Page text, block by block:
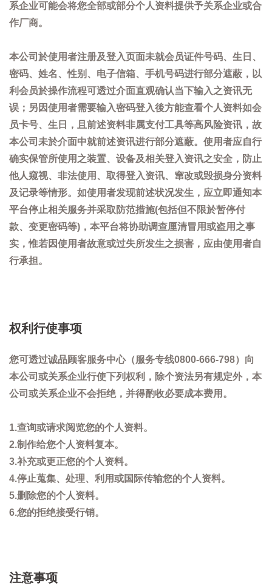
系企业可能会将您全部或部分个人资料提供予关系企业或合
作厂商。
本公司於使用者注册及登入页面未就会员证件号码、生日、
密码、姓名、性别、电子信箱、手机号码进行部分遮蔽，以
利会员於操作流程可透过介面直观确认当下输入之资讯无
误；另因使用者需要输入密码登入後方能查看个人资料如会
员卡号、生日，且前述资料非属支付工具等高风险资讯，故
本公司未於介面中就前述资讯进行部分遮蔽。使用者应自行
确实保管所使用之装置、设备及相关登入资讯之安全，防止
他人窥视、非法使用、取得登入资讯、窜改或毁损身分资料
及记录等情形。如使用者发现前述状况发生，应立即通知本
平台停止相关服务并采取防范措施(包括但不限於暂停付
款、变更密码等)，本平台将协助调查厘清冒用或盗用之事
实，惟若因使用者故意或过失所发生之损害，应由使用者自
行承担。
权利行使事项
您可透过诚品顾客服务中心（服务专线0800-666-798）向
本公司或关系企业行使下列权利，除个资法另有规定外，本
公司或关系企业不会拒绝，并得酌收必要成本费用。
1.查询或请求阅览您的个人资料。
2.制作给您个人资料复本。
3.补充或更正您的个人资料。
4.停止蒐集、处理、利用或国际传输您的个人资料。
5.删除您的个人资料。
6.您的拒绝接受行销。
注意事项